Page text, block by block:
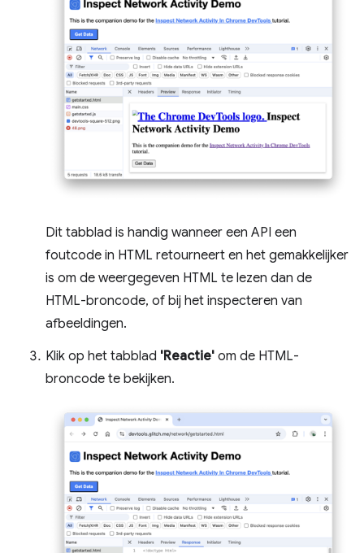
Dit tabblad is handig wanneer een API een
foutcode in HTML retourneert en het gemakkelijker
is om de weergegeven HTML te lezen dan de
HTML-broncode, of bij het inspecteren van
afbeeldingen.
Klik op het tabblad 'Reactie' om de HTML-
broncode te bekijken.